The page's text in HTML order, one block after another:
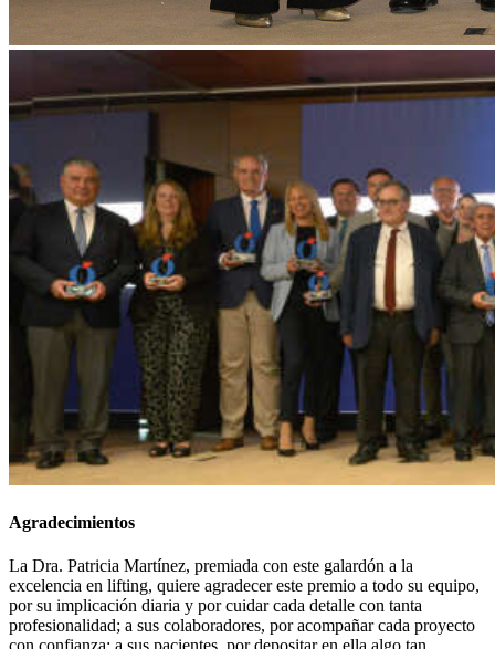
Agradecimientos
La Dra. Patricia Martínez, premiada con este galardón a la
excelencia en lifting, quiere agradecer este premio a todo su equipo,
por su implicación diaria y por cuidar cada detalle con tanta
profesionalidad; a sus colaboradores, por acompañar cada proyecto